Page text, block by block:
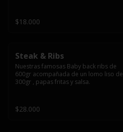
$18.000
Steak & Ribs
Nuestras famosas Baby back ribs de
600gr acompañada de un lomo liso de
300gr , papas fritas y salsa.
$28.000